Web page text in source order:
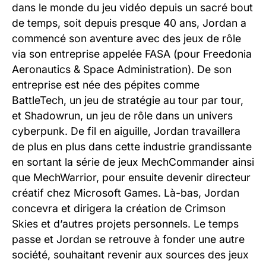
dans le monde du jeu vidéo depuis un sacré bout
de temps, soit depuis presque 40 ans, Jordan a
commencé son aventure avec des jeux de rôle
via son entreprise appelée FASA (pour Freedonia
Aeronautics & Space Administration). De son
entreprise est née des pépites comme
BattleTech, un jeu de stratégie au tour par tour,
et Shadowrun, un jeu de rôle dans un univers
cyberpunk. De fil en aiguille, Jordan travaillera
de plus en plus dans cette industrie grandissante
en sortant la série de jeux MechCommander ainsi
que MechWarrior, pour ensuite devenir directeur
créatif chez Microsoft Games. Là-bas, Jordan
concevra et dirigera la création de Crimson
Skies et d’autres projets personnels. Le temps
passe et Jordan se retrouve à fonder une autre
société, souhaitant revenir aux sources des jeux